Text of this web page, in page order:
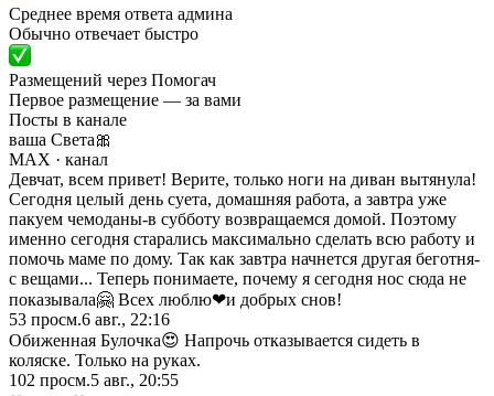
Среднее время ответа админа
Обычно отвечает быстро
Размещений через Помогач
Первое размещение — за вами
Посты в канале
ваша Света🎀
MAX · канал
Девчат, всем привет! Верите, только ноги на диван вытянула!
Сегодня целый день суета, домашняя работа, а завтра уже
пакуем чемоданы-в субботу возвращаемся домой. Поэтому
именно сегодня старались максимально сделать всю работу и
помочь маме по дому. Так как завтра начнется другая беготня-
с вещами... Теперь понимаете, почему я сегодня нос сюда не
показывала🤗 Всех люблю❤и добрых снов!
53 просм.6 авг., 22:16
Обиженная Булочка😍 Напрочь отказывается сидеть в
коляске. Только на руках.
102 просм.5 авг., 20:55